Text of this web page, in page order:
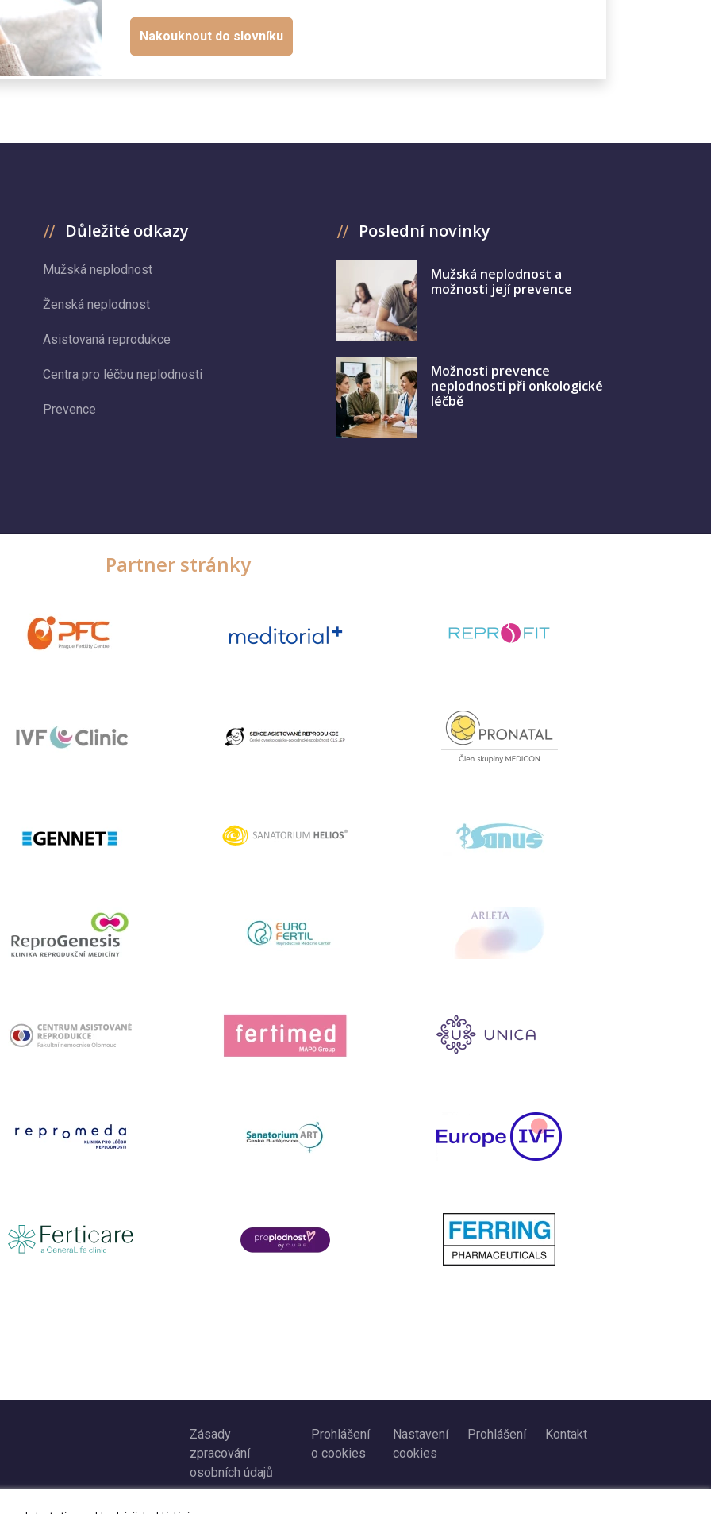
Nakouknout do slovníku
Důležité odkazy
Mužská neplodnost
Ženská neplodnost
Asistovaná reprodukce
Centra pro léčbu neplodnosti
Prevence
Poslední novinky
Mužská neplodnost a
možnosti její prevence
Možnosti prevence
neplodnosti při onkologické
léčbě
Partner stránky
Zásady
zpracování
osobních údajů
Prohlášení
o cookies
Nastavení
cookies
Prohlášení Kontakt